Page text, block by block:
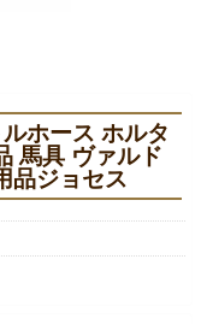
ホース ホルタ
馬具 ヴァルド
品ジョセス